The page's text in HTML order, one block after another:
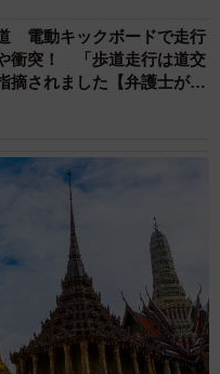
電動キックボードで走行
衝突！ 「歩道走行は道交
摘されました【弁護士が解